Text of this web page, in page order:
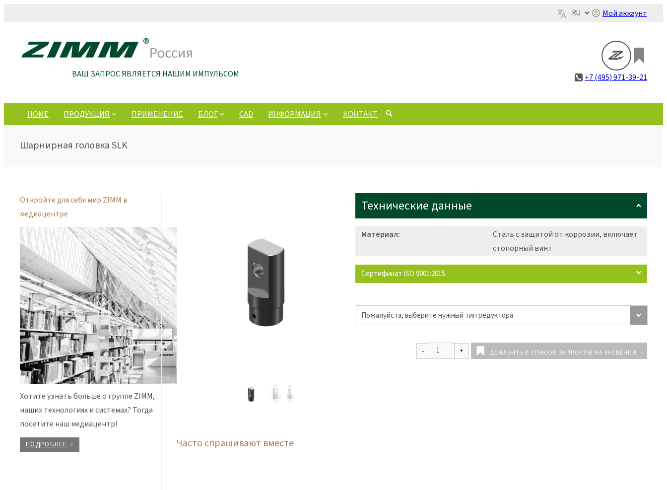
Мой аккаунт
ВАШ ЗАПРОС ЯВЛЯЕТСЯ НАШИМ ИМПУЛЬСОМ +7 (495) 971-39-21
HOME ПРОДУКЦИЯ ПРИМЕНЕНИЕ БЛОГ CAD ИНФОРМАЦИЯ КОНТАКТ
Шарнирная головка SLK
Откройте для себя мир ZIMM в
медиацентре
Хотите узнать больше о группе ZIMM,
наших технологиях и системах? Тогда
посетите наш медиацентр!
ПОДРОБНЕЕ
Технические данные
Материал:
Сталь с защитой от коррозии, включает
стопорный винт
Сертификат ISO 9001:2015
ДОБАВИТЬ В СПИСОК ЗАПРОСОВ НА РАСЦЕНКИ
Часто спрашивают вместе